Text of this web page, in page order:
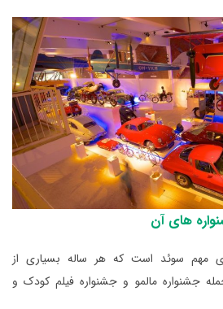
های آن
مهم سوئد است که هر ساله بسیاری از
جشنواره مالمو و جشنواره فیلم کودک و